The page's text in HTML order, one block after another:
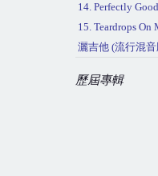
14. Perfectly
15. Teardrops
灑吉他 (流行混音
歷屆專輯